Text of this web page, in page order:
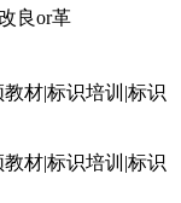
良or革